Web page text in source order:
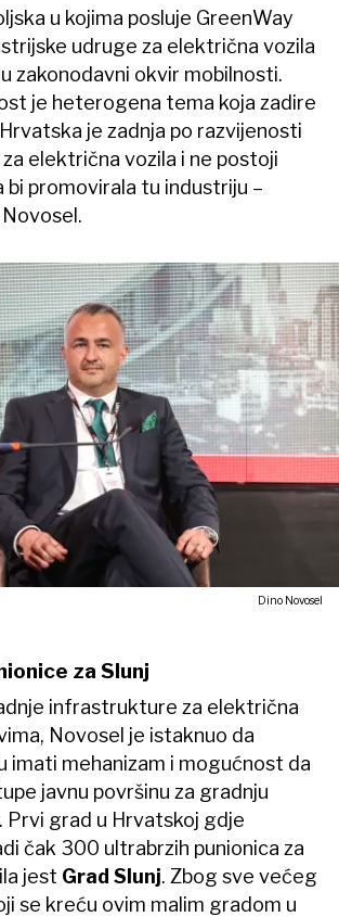
u kojima posluje GreenWay
udruge za električna vozila
zakonodavni okvir mobilnosti.
je heterogena tema koja zadire
je zadnja po razvijenosti
električna vozila i ne postoji
bi promovirala tu industriju –
Dino Novosel
za Slunj
infrastrukture za električna
Novosel je istaknuo da
imati mehanizam i mogućnost da
javnu površinu za gradnju
grad u Hrvatskoj gdje
čak 300 ultrabrzih punionica za
jest Grad Slunj. Zbog sve većeg
se kreću ovim malim gradom u